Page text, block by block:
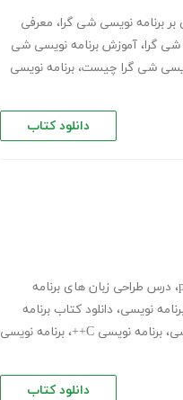
بر برنامه نویسی شی گرا، معرفی
شی گرا، آموزش برنامه نویسی شی
شی گرا چیست، برنامه نویسی
دانلود کتاب
، درس طراحی زبان های برنامه
نویسی، دانلود کتاب برنامه
، برنامه نویسی C++ ، برنامه نویسی
دانلود کتاب